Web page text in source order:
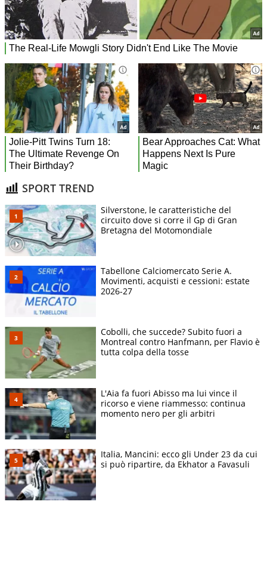
SPORT TREND
Silverstone, le caratteristiche del
circuito dove si corre il Gp di Gran
Bretagna del Motomondiale
Tabellone Calciomercato Serie A.
Movimenti, acquisti e cessioni: estate
2026-27
Cobolli, che succede? Subito fuori a
Montreal contro Hanfmann, per Flavio è
tutta colpa della tosse
L'Aia fa fuori Abisso ma lui vince il
ricorso e viene riammesso: continua
momento nero per gli arbitri
Italia, Mancini: ecco gli Under 23 da cui
si può ripartire, da Ekhator a Favasuli